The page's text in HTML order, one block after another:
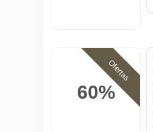
60%
Ofertas